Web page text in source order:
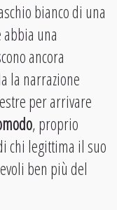
bianco di una
una
ancora
la narrazione
per arrivare
, proprio
chi legittima il suo
ben più del